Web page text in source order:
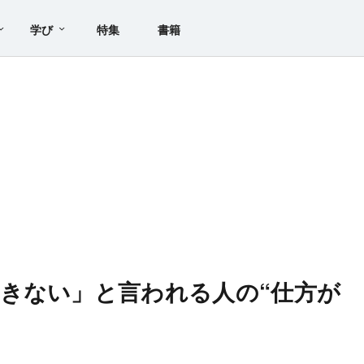
学び 特集 書籍
ない」と言われる人の“仕方が